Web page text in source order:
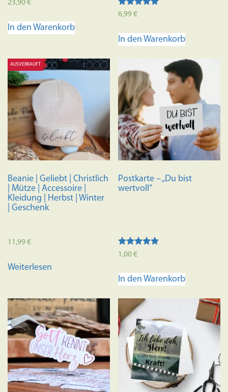
23,90€
In den Warenkorb
Bewertet mit
6,99€
In den Warenkorb
AUSVERKAUFT
Beanie | Geliebt | Christlich
| Mütze | Accessoire |
Kleidung | Herbst | Winter
| Geschenk
11,99€
Weiterlesen
Postkarte – „Du bist
wertvoll“
Bewertet mit
5.00
1,00€
In den Warenkorb